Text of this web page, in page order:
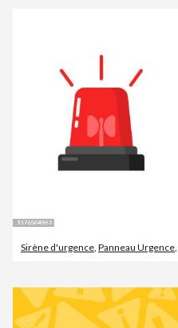
Sirène d'urgence Panneau Urgence